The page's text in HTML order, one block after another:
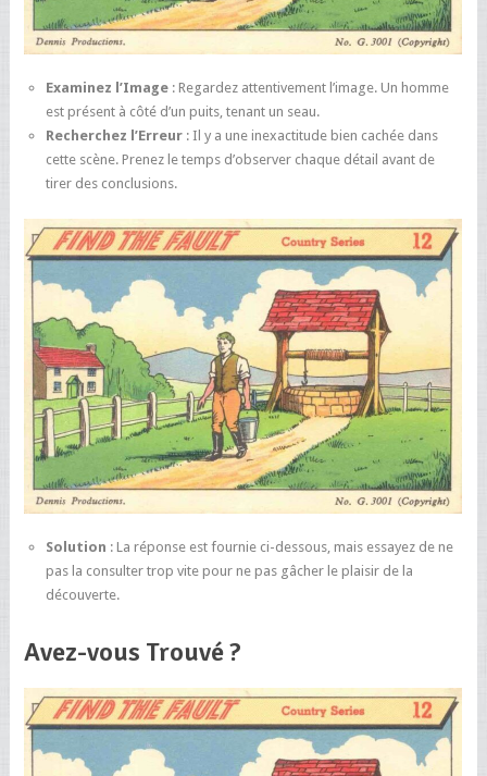
Examinez l’Image : Regardez attentivement l’image. Un homme
est présent à côté d’un puits, tenant un seau.
Recherchez l’Erreur : Il y a une inexactitude bien cachée dans
cette scène. Prenez le temps d’observer chaque détail avant de
tirer des conclusions.
Solution : La réponse est fournie ci-dessous, mais essayez de ne
pas la consulter trop vite pour ne pas gâcher le plaisir de la
découverte.
Avez-vous Trouvé ?